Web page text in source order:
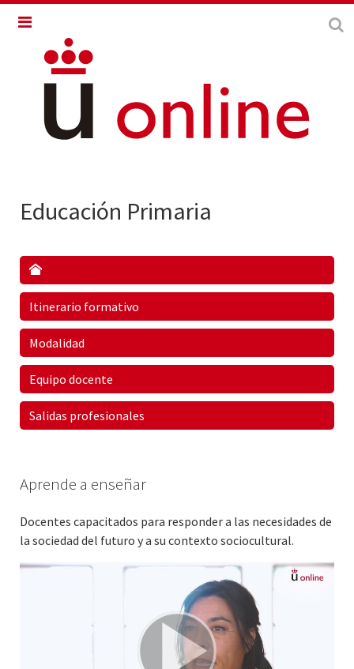
Educación Primaria
Itinerario formativo
Modalidad
Equipo docente
Salidas profesionales
Aprende a enseñar
Docentes capacitados para responder a las necesidades de
la sociedad del futuro y a su contexto sociocultural.